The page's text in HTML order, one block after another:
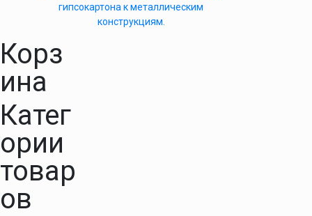
гипсокартона к металлическим
конструкциям.
Корз
ина
Катег
ории
товар
ов